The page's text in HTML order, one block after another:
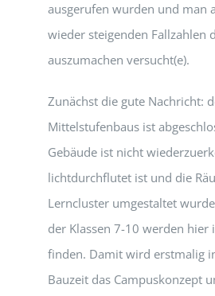
ausgerufen wurden und man
wieder steigenden Fallzahlen
auszumachen versucht(e).
Zunächst die gute Nachricht:
Mittelstufenbaus ist
Gebäude ist nicht
lichtdurchflutet ist und die
Lerncluster umgestaltet
der Klassen 7-10 werden hier
finden. Damit wird erstmalig
Bauzeit das Campuskonzept